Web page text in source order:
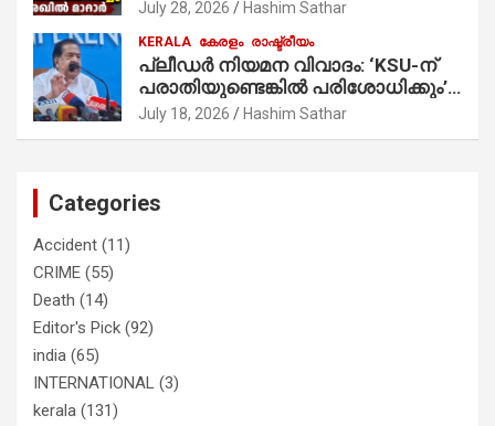
മാത്രമാണ് ഉണ്ടായിരുന്നത്;
സാബുവിന്റേത് വ്യക്തിപരമായ
നേട്ടത്തിനുള്ള പാര്‍ട്ടി; ഇപ്പോള്‍
ഫോണ്‍ വിളിച്ചാല്‍ എടുക്കില്ല;
തിരഞ്ഞെടുപ്പിലെ ദുരനുഭവങ്ങള്‍
July 28, 2026 Hashim Sathar
KERALA കേരളം രാഷ്ട്രീയം
പ്ലീഡർ നിയമന വിവാദം: ‘KSU-ന്
പരാതിയുണ്ടെങ്കിൽ പരിശോധിക്കും’;
രമേശ് ചെന്നിത്തല
July 18, 2026 Hashim Sathar
Categories
Accident (11)
CRIME (55)
Death (14)
Editor's Pick (92)
india (65)
INTERNATIONAL (3)
kerala (131)